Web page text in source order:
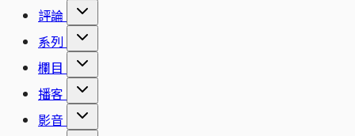
評論
系列
欄目
播客
影音